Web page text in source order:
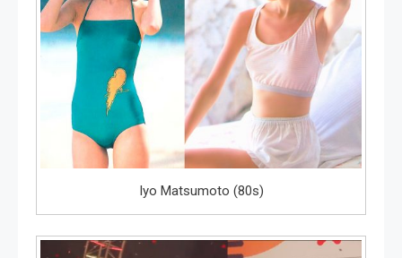
Iyo Matsumoto (80s)